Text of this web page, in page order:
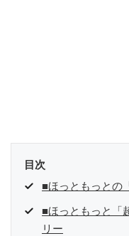
目次
■ほっともっとの
■ほっともっと「
リー